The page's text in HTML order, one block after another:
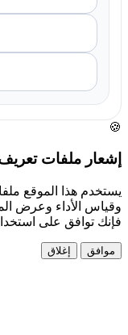
🍪
إشعار ملفات تعريف
يستخدم هذا الموقع
وقياس الأداء وعرض
فإنك توافق على
موافق إغلاق